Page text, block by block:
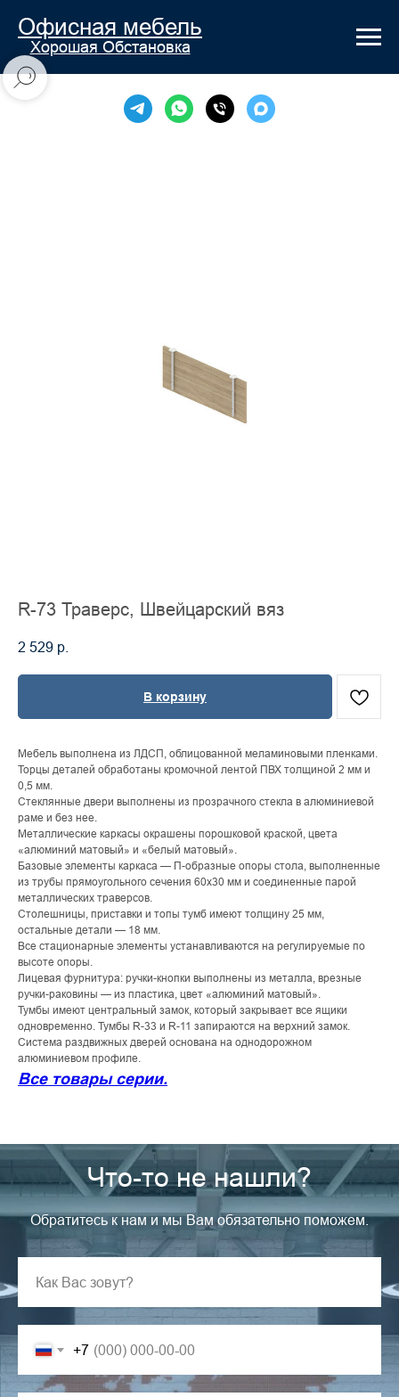
Офисная мебель
Хорошая Обстановка
R-73 Траверс, Швейцарский вяз
2 529 р.
В корзину
Мебель выполнена из ЛДСП, облицованной меламиновыми пленками.
Торцы деталей обработаны кромочной лентой ПВХ толщиной 2 мм и
0,5 мм.
Стеклянные двери выполнены из прозрачного стекла в алюминиевой
раме и без нее.
Металлические каркасы окрашены порошковой краской, цвета
«алюминий матовый» и «белый матовый».
Базовые элементы каркаса — П-образные опоры стола, выполненные
из трубы прямоугольного сечения 60х30 мм и соединенные парой
металлических траверсов.
Столешницы, приставки и топы тумб имеют толщину 25 мм,
остальные детали — 18 мм.
Все стационарные элементы устанавливаются на регулируемые по
высоте опоры.
Лицевая фурнитура: ручки-кнопки выполнены из металла, врезные
ручки-раковины — из пластика, цвет «алюминий матовый».
Тумбы имеют центральный замок, который закрывает все ящики
одновременно. Тумбы R-33 и R-11 запираются на верхний замок.
Система раздвижных дверей основана на однодорожном
алюминиевом профиле.
Все товары серии.
Что-то не нашли?
Обратитесь к нам и мы Вам обязательно поможем.
+7